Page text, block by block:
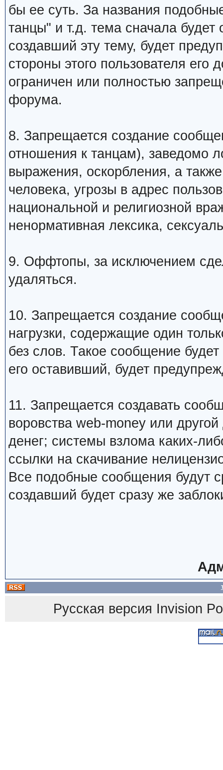
бы ее суть. За названия
танцы" и т.д. тема сначала будет
создавший эту тему, будет
стороны этого пользователя
ограничен или полностью
форума.
8. Запрещается создание
отношения к танцам), заведомо
выражения, оскорбления, а
человека, угрозы в адрес
национальной и религиозной
ненормативная лексика,
9. Оффтопы, за исключением
удаляться.
10. Запрещается создание
нагрузки, содержащие один
без слов. Такое сообщение
его оставивший, будет
11. Запрещается создавать
воровства web-money или
денег; системы взлома каких-
ссылки на скачивание
Все подобные сообщения будут
создавший будет сразу же
Русская версия Invision